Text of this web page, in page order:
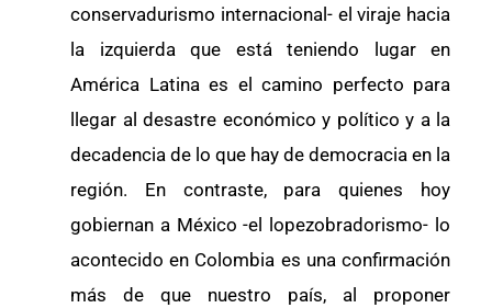
conservadurismo internacional- el viraje hacia
la izquierda que está teniendo lugar en
América Latina es el camino perfecto para
llegar al desastre económico y político y a la
decadencia de lo que hay de democracia en la
región. En contraste, para quienes hoy
gobiernan a México -el lopezobradorismo- lo
acontecido en Colombia es una confirmación
más de que nuestro país, al proponer